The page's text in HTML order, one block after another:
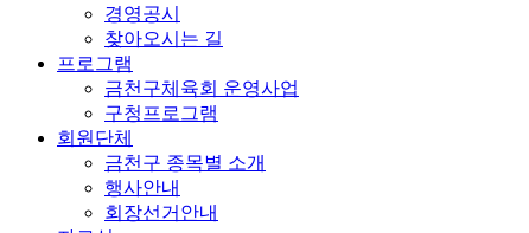
경영공시
찾아오시는 길
프로그램
금천구체육회 운영사업
구청프로그램
회원단체
금천구 종목별 소개
행사안내
회장선거안내